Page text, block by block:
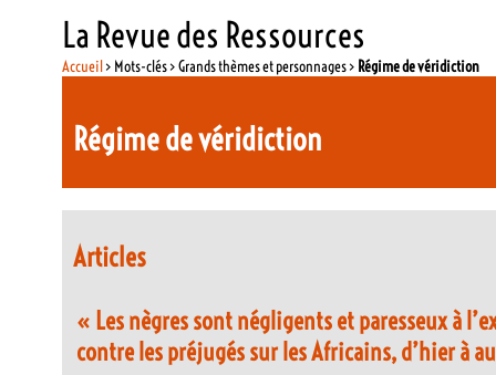
La Revue des Ressources
Accueil> Mots-clés > Grands thèmes et personnages > Régime de véridiction
Régime de véridiction
Articles
« Les nègres sont négligents et paresseux à
contre les préjugés sur les Africains, d’hier à